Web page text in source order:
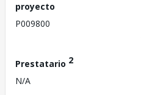
proyecto
P009800
Prestatario 2
N/A